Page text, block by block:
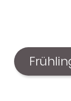
TRAILRUNNING